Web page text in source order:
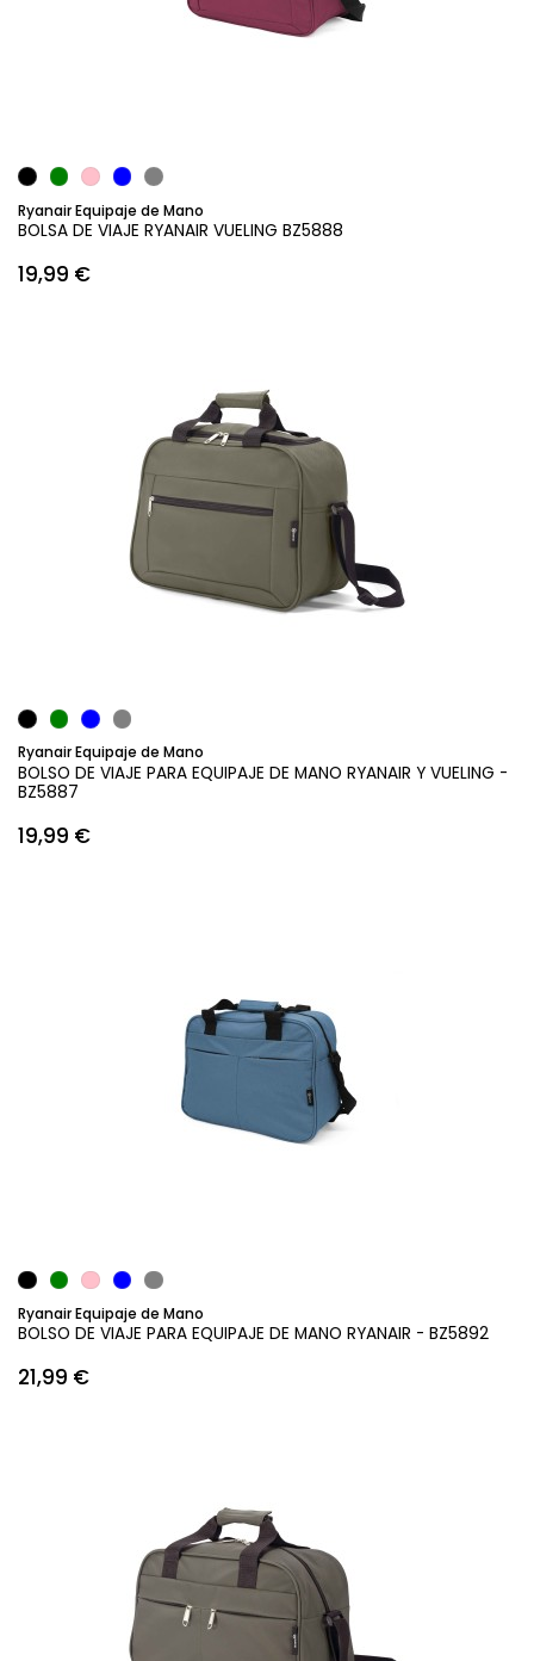
Ryanair Equipaje de Mano
BOLSA DE VIAJE RYANAIR VUELING BZ5888
19,99 €
Ryanair Equipaje de Mano
BOLSO DE VIAJE PARA EQUIPAJE DE MANO RYANAIR Y VUELING -
BZ5887
19,99 €
Añadir al carrito
Ryanair Equipaje de Mano
BOLSO DE VIAJE PARA EQUIPAJE DE MANO RYANAIR - BZ5892
21,99 €